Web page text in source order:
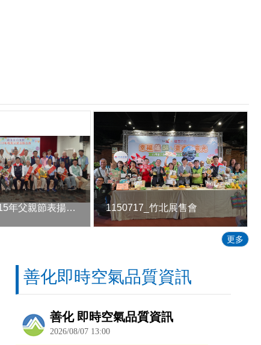
1150718_115年父親節表揚活動 1150717_竹北展售會
更多
善化即時空氣品質資訊